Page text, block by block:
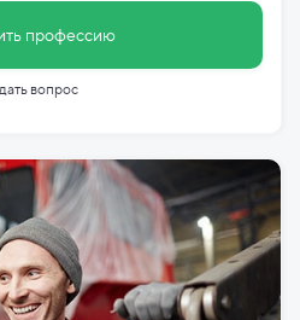
профессию
вопрос